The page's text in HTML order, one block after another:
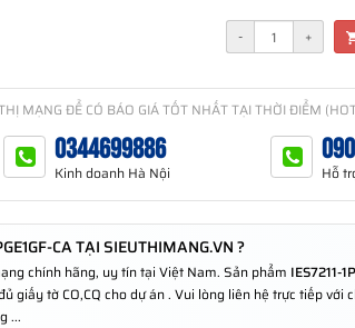
- +
MẠNG ĐỂ CÓ BÁO GIÁ TỐT NHẤT TẠI THỜI ĐIỂM
0344699886
Kinh doanh Hà Nội Hỗ
CA TẠI SIEUTHIMANG.VN ?
chính hãng, uy tín tại Việt Nam. Sản phẩm IES7211-
giấy tờ CO,CQ cho dự án . Vui lòng liên hệ trực tiếp với
...